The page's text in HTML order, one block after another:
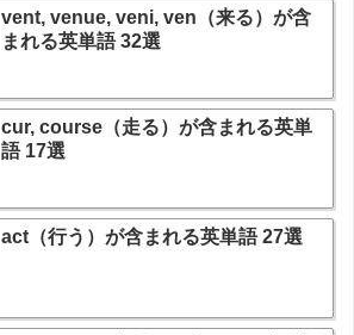
vent, venue, veni, ven（来る）が含
まれる英単語 32選
cur, course（走る）が含まれる英単
語 17選
act（行う）が含まれる英単語 27選